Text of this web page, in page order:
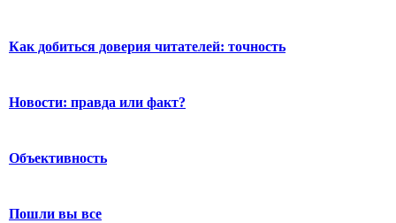
Как добиться доверия читателей: точность
Новости: правда или факт?
Объективность
Пошли вы все